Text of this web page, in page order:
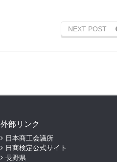
NEXT POST
外部リンク
日本商工会議所
日商検定公式サイト
長野県